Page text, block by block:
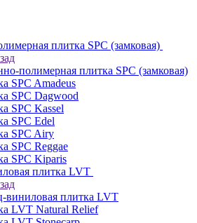
плитка SPC (замковая)
полимерная плитка SPC (замковая)
SPC Amadeus
SPC Dagwood
SPC Kassel
SPC Edel
SPC Airy
SPC Reggae
SPC Kiparis
плитка LVT
виниловая плитка LVT
LVT Natural Relief